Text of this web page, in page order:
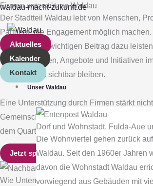
Zum
Inhalt
springen
waldau-macht-zukunft.de
Aktuelles
Kalender
Kontakt
Main
Menu
Unser Waldau
Dorf und Wohnstadt, Fulda‐Aue
Die Wohnviertel gehen zurück
Waldau. Seit den 1960er Jahren
davon die Wohnstadt Waldau
vorwiegend aus Gebäuden mit
Firmen unterstützen Waldau
Der Stadtteil Waldau lebt von Menschen,
Partnern, die Engagement möglich
können einen wichtigen Beitrag dazu
Veranstaltungen, Angebote und Initiativen
wachsen und sichtbar bleiben.
Eine Unterstützung durch Firmen stärkt
Gemeinschaft vor Ort, sondern zeigt auch
dem Quartier.
Jetzt spenden!
Wie Unternehmen unterstützen können